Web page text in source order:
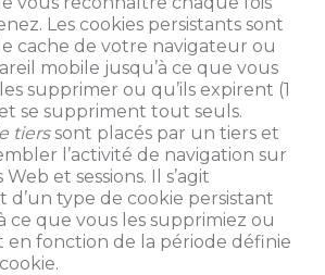
Les cookies persistants sont
cache de votre navigateur ou
mobile jusqu’à ce que vous
supprimer ou qu’ils expirent (1
se suppriment tout seuls.
tierssont placés par un tiers et
l’activité de navigation sur
et sessions. Il s’agit
d’un type de cookie persistant
ce que vous les supprimiez ou
en fonction de la période définie